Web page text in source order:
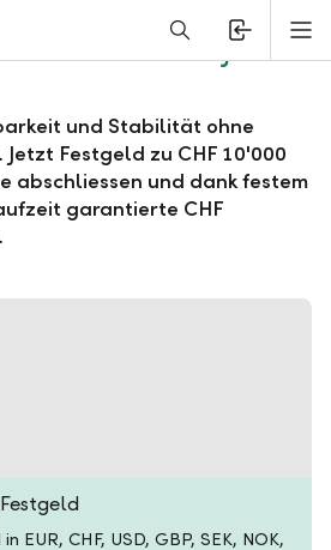
CHF 10'000 für 8 Jahre
und Stabilität ohne
Jetzt Festgeld zu CHF 10'000
abschliessen und dank festem
garantierte CHF
EUR, CHF, USD, GBP, SEK, NOK,